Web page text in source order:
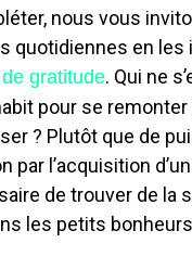
nous vous
quotidiennes en les
gratitude. Qui ne
pour se remonter
? Plutôt que de
par l’acquisition
de trouver de la
les petits